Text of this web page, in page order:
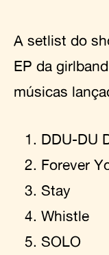
A setlist do
EP da
músicas
DDU-DU
Forever
Stay
Whistle
SOLO